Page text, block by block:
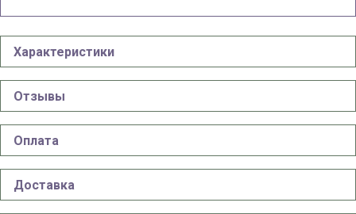
Характеристики
Отзывы
Оплата
Доставка